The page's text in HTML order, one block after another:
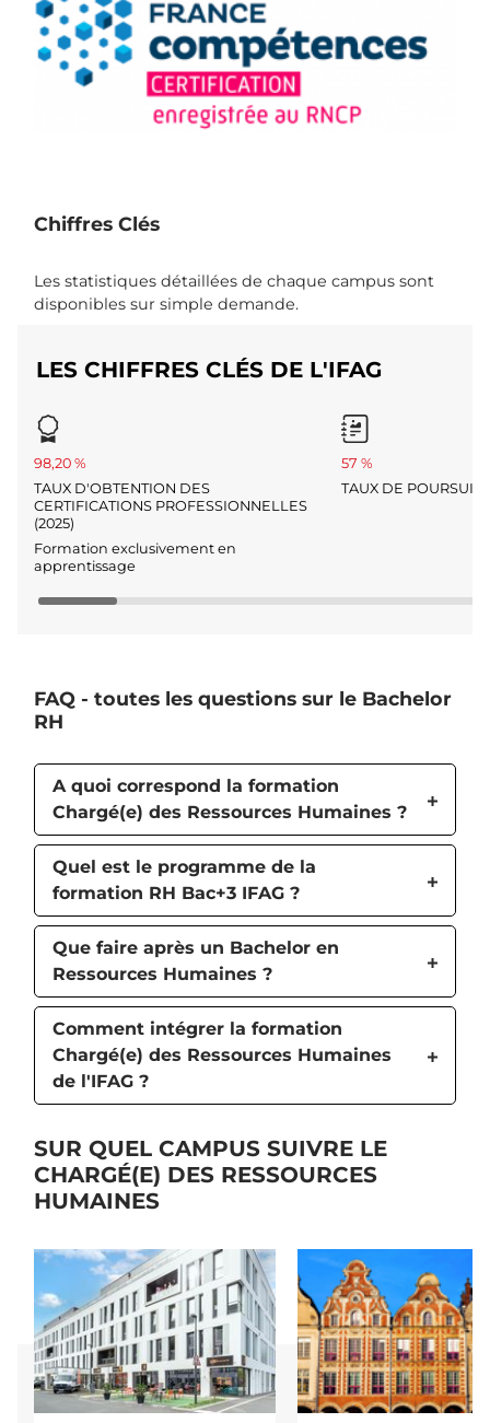
Chiffres Clés
Les statistiques détaillées de chaque campus sont
disponibles sur simple demande.
LES CHIFFRES CLÉS DE L'IFAG
98,20 %
TAUX D'OBTENTION DES
CERTIFICATIONS PROFESSIONNELLES
(2025)
Formation exclusivement en
apprentissage
57 %
TAUX DE
FAQ - toutes les questions sur le Bachelor
RH
A quoi correspond la formation
Chargé(e) des Ressources Humaines ?
Quel est le programme de la
formation RH Bac+3 IFAG ?
Que faire après un Bachelor en
Ressources Humaines ?
Comment intégrer la formation
Chargé(e) des Ressources Humaines
de l'IFAG ?
SUR QUEL CAMPUS SUIVRE LE
CHARGÉ(E) DES RESSOURCES
HUMAINES